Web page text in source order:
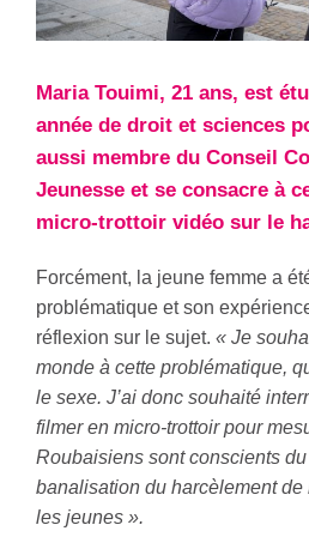
Maria Touimi, 21 ans, est
année de droit et sciences
aussi membre du Conseil
Jeunesse et se consacre à
micro-trottoir vidéo sur le
Forcément, la jeune femme a
problématique et son
réflexion sur le sujet. « Je
monde à cette problématique,
le sexe. J’ai donc souhaité
filmer en micro-trottoir pour
Roubaisiens sont conscients
banalisation du harcèlement de
les jeunes ».